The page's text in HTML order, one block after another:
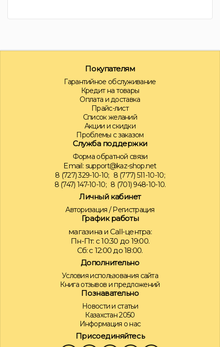
Покупателям
Гарантийное обслуживание
Кредит на товары
Оплата и доставка
Прайс-лист
Список желаний
Акции и скидки
Проблемы с заказом
Служба поддержки
Форма обратной связи
Email: support@kaz-shop.net
8 (727) 329-10-10; 8 (777) 511-10-10;
8 (747) 147-10-10; 8 (701) 948-10-10.
Личный кабинет
Авторизация /Регистрация
График работы
магазина и Call-центра:
Пн-Пт: с 10:30 до 19:00.
Сб: с 12:00 до 18:00.
Дополнительно
Условия использования сайта
Книга отзывов и предложений
Познавательно
Новости и статьи
Казахстан 2050
Информация о нас
Присоединяйтесь